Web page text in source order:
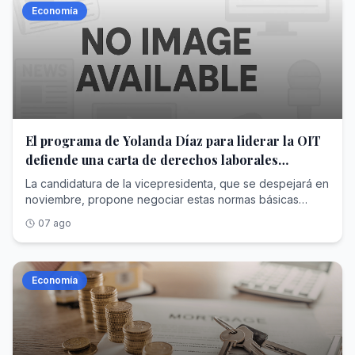
Economía
El programa de Yolanda Díaz para liderar la OIT
defiende una carta de derechos laborales
mínimos para todos los países
La candidatura de la vicepresidenta, que se despejará en
noviembre, propone negociar estas normas básicas
y trabajadores
07 ago
Economía